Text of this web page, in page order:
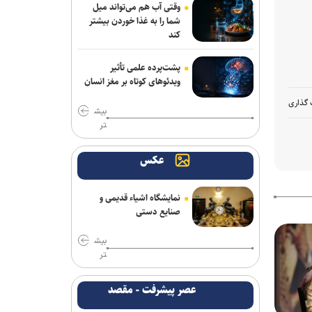
گذاری
«آبجی‌ها و آقاجان» در تالار حافظ روی
صحنه می‌رود
وقتی آب هم می‌تواند میل
شما را به غذا خوردن بیشتر
کند
پشت‌پرده علمی تأثیر
ویدئو‌های کوتاه بر مغز انسان
بیش
تر
عکس
نمایشگاه اشیاء قدیمی و
صنایع دستی
بیش
تر
عصر پیشرفت - مقصد